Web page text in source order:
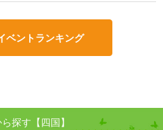
ベントランキング
探す【四国】